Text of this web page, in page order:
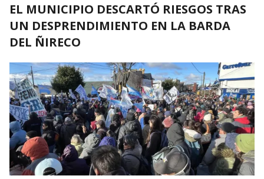
EL MUNICIPIO DESCARTÓ RIESGOS TRAS
UN DESPRENDIMIENTO EN LA BARDA
DEL ÑIRECO